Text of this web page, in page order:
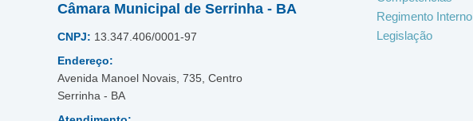
Câmara Municipal de Serrinha - BA
CNPJ: 13.347.406/0001-97
Endereço:
Avenida Manoel Novais, 735, Centro
Serrinha - BA
Regimento Interno
Legislação